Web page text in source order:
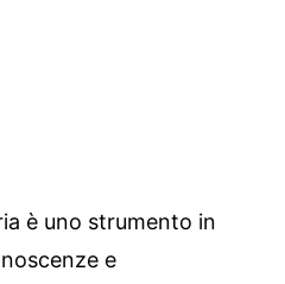
è uno strumento in
e